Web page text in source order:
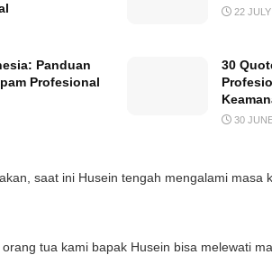
22
Panduan
Profesional
30
30
saat ini Husein tengah mengalami masa
tua kami bapak Husein bisa melewati